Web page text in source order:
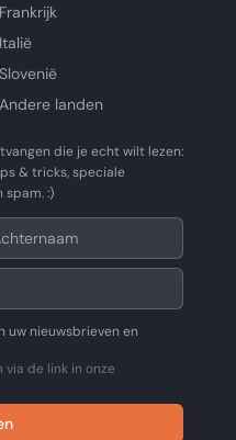
Frankrijk
Italië
Slovenië
Andere landen
die je echt wilt lezen:
& tricks, speciale
spam. :)
uw nieuwsbrieven en
de link in onze